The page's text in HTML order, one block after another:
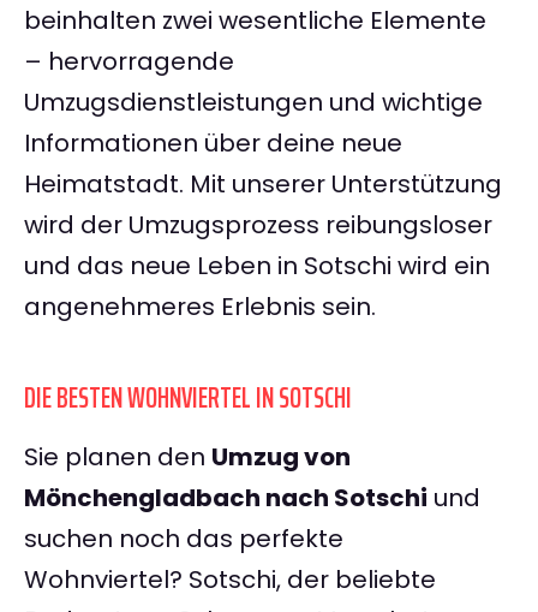
beinhalten zwei wesentliche Elemente
– hervorragende
Umzugsdienstleistungen und wichtige
Informationen über deine neue
Heimatstadt. Mit unserer Unterstützung
wird der Umzugsprozess reibungsloser
und das neue Leben in Sotschi wird ein
angenehmeres Erlebnis sein.
DIE BESTEN WOHNVIERTEL IN SOTSCHI
Sie planen den Umzug von
Mönchengladbach nach Sotschi und
suchen noch das perfekte
Wohnviertel? Sotschi, der beliebte